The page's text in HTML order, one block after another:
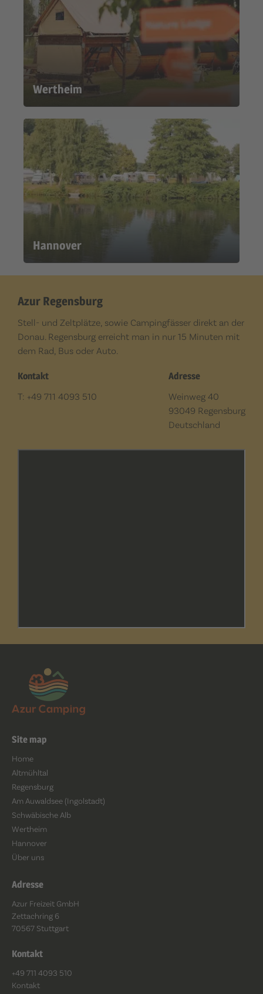
Wertheim
Hannover
Azur Regensburg
Stell- und Zeltplätze, sowie Campingfässer direkt an der
Donau. Regensburg erreicht man in nur 15 Minuten mit
dem Rad, Bus oder Auto.
Kontakt
T: +49 711 4093 510
Adresse
Weinweg 40
93049 Regensburg
Deutschland
Site map
Home
Altmühltal
Regensburg
Am Auwaldsee (Ingolstadt)
Schwäbische Alb
Wertheim
Hannover
Über uns
Adresse
Azur Freizeit GmbH
Zettachring 6
70567 Stuttgart
Kontakt
+49 711 4093 510
Kontakt